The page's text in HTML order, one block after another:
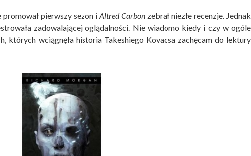
promował pierwszy sezon i Altred Carbon zebrał niezłe recenzje. Jednak
zadowalającej oglądalności. Nie wiadomo kiedy i czy w ogóle
których wciągnęła historia Takeshiego Kovacsa zachęcam do lektury